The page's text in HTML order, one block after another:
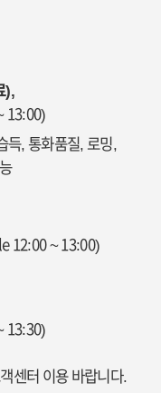
13:00)
득, 통화품질, 로밍,
12:00 ~ 13:00)
13:30)
센터 이용 바랍니다.